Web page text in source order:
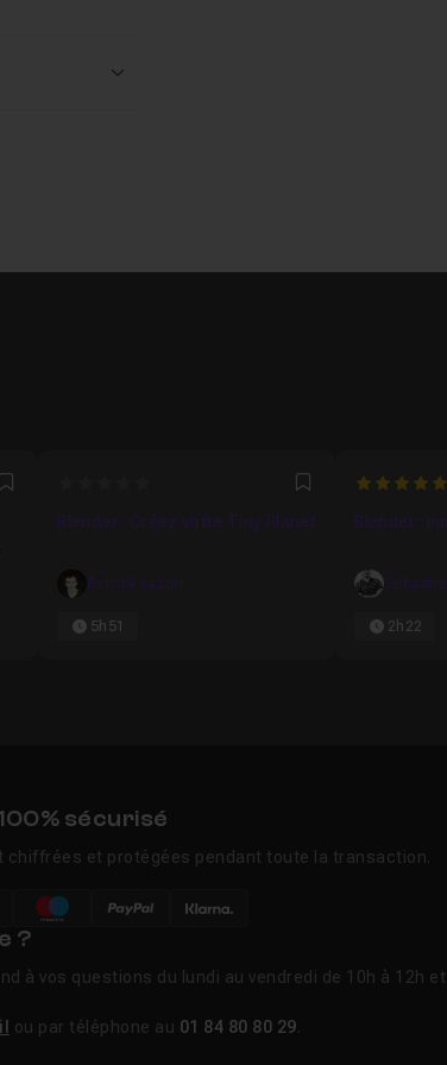
Favori Favori
Blender : Créez votre Tiny Planet
Patrick Lazon
5h51
5
Blender :
2h22
sécurisé
chiffrées et protégées pendant toute la transaction.
?
à vos questions du lundi au vendredi de 10h à 12h
ou par téléphone au 01 84 80 80 29.